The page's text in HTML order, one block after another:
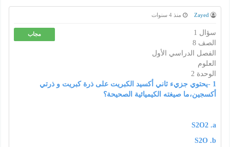
Zayed منذ 4 سنوات
مجاب
سؤال 1
الصف 8
الفصل الدراسي الأول
العلوم
الوحدة 2
1 -يحتوي جزيء ثاني أكسيد الكبريت على ذرة كبريت و ذرتي
أكسجين،ما صيغته الكيميائية الصحيحة؟
S2O2 .a
S2O .b